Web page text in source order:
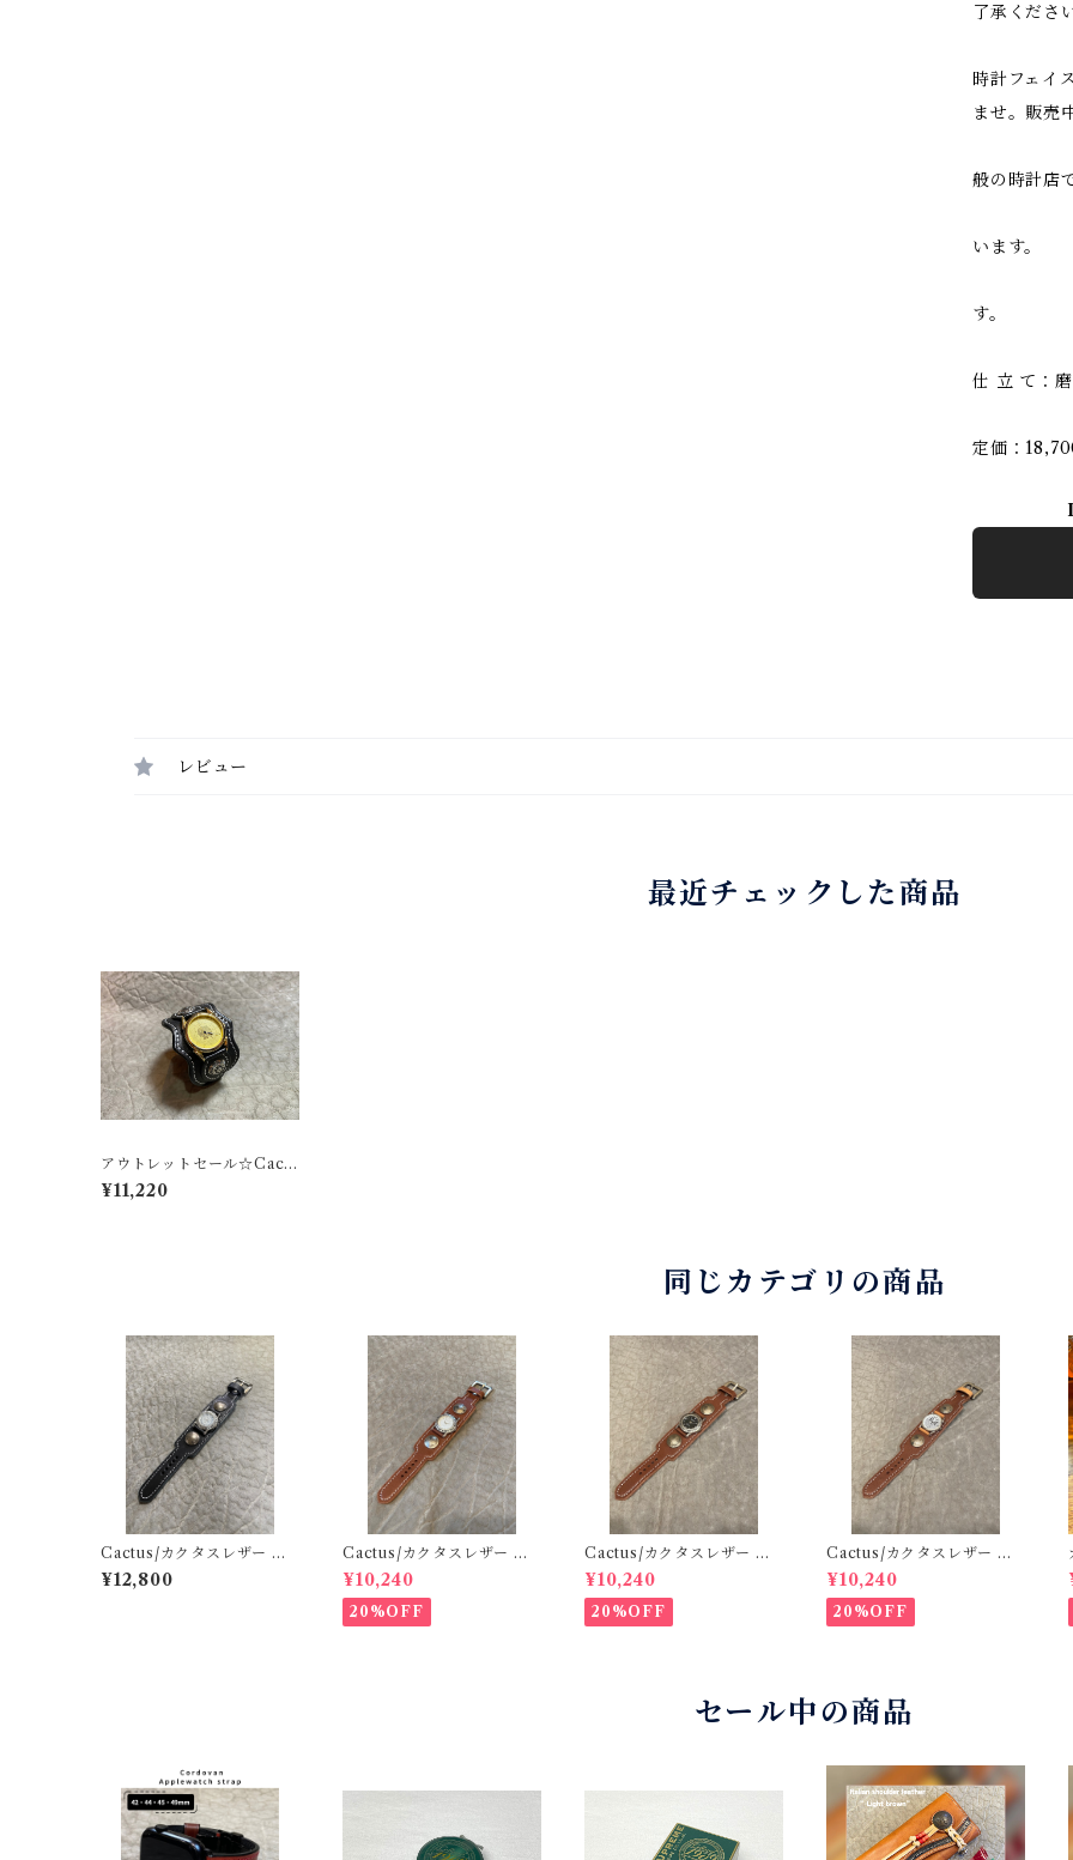
了承くださ
時計フェイ
ませ。販売
般の時計店
います。
す。
仕 立 て：
定価：
レビュー
最近チェックした商品
アウトレットセール☆Cactu
sカクタス レザーウォッチ
Type1 ブラック（メンズサ
¥11,220
同じカテゴリの商品
Cactus/カクタスレザー ブ
レスウォッチType4 ブラッ
ク（文字盤33mm/Mサイ
¥12,800
Cactus/カクタスレザー ブ
レスウォッチType4 ブラウ
ン（文字盤33mm/Mサイ
ズ）
¥10,240
20%OFF
Cactus/カクタスレザー ブ
レスウォッチType4 ブラウ
ン（文字盤33mm/Mサイ
ズ）
¥10,240
20%OFF
Cactus/カクタスレザー ブ
レスウォッチType4 ブラウ
ン×ベージュ（文字盤33mm/
Mサイズ）
¥10,240
20%OFF
セール中の商品